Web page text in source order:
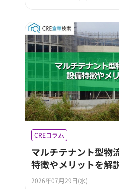
CREコラム
マルチテナント型物
特徴やメリットを解
2026年07月29日(水)